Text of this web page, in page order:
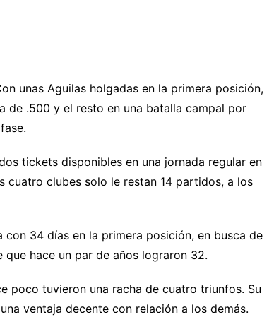
unas Aguilas holgadas en la primera posición,
de .500 y el resto en una batalla campal por
tickets disponibles en una jornada regular en
cuatro clubes solo le restan 14 partidos, a los
34 días en la primera posición, en busca de
hace un par de años lograron 32.
poco tuvieron una racha de cuatro triunfos. Su
ventaja decente con relación a los demás.